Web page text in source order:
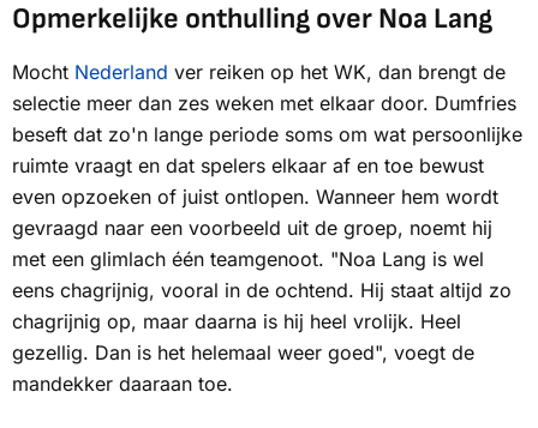
Opmerkelijke onthulling over Noa Lang
Mocht Nederland ver reiken op het WK, dan brengt de
selectie meer dan zes weken met elkaar door. Dumfries
beseft dat zo'n lange periode soms om wat persoonlijke
ruimte vraagt en dat spelers elkaar af en toe bewust
even opzoeken of juist ontlopen. Wanneer hem wordt
gevraagd naar een voorbeeld uit de groep, noemt hij
met een glimlach één teamgenoot. "Noa Lang is wel
eens chagrijnig, vooral in de ochtend. Hij staat altijd zo
chagrijnig op, maar daarna is hij heel vrolijk. Heel
gezellig. Dan is het helemaal weer goed", voegt de
mandekker daaraan toe.